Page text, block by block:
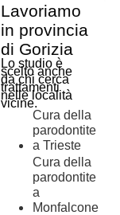
Lavoriamo
in provincia
di Gorizia
Lo studio è
scelto anche
da chi cerca
trattamenti
nelle località
vicine.
Cura della
parodontite
aTrieste
Cura della
parodontite
a
Monfalcone